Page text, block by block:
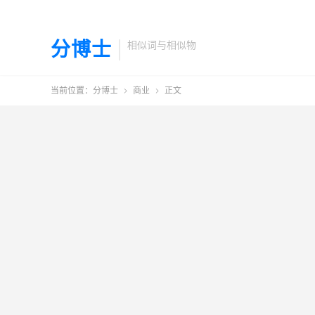
分博士 相似词与相似物
当前位置： 分博士  商业  正文